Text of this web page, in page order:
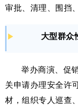
审批、清理、围挡
大型群众
举办商演、促
关申请办理安全许
材，组织专人巡查